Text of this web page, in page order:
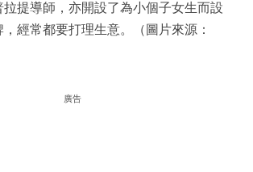
提導師，亦開設了為小個子女生而設
經常都要打理生意。（圖片來源：
廣告